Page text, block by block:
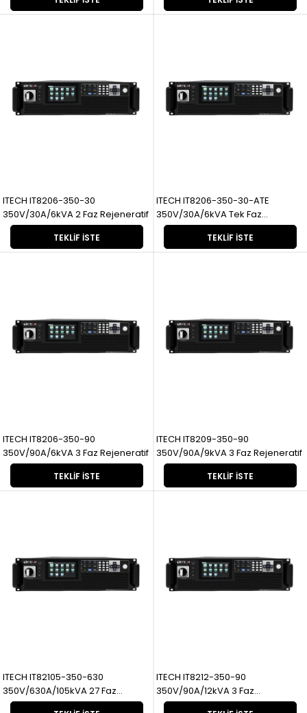
TEKLIF İSTE
ITECH IT8206-350-30
350V/30A/6kVA 2 Faz Rejeneratif
TEKLIF İSTE
ITECH IT8206-350-30-ATE
350V/30A/6kVA Tek Faz
Rejeneratif
TEKLIF İSTE
ITECH IT8206-350-90
350V/90A/6kVA 3 Faz Rejeneratif
TEKLIF İSTE
ITECH IT8209-350-90
350V/90A/9kVA 3 Faz Rejeneratif
ITECH IT82105-350-630
350V/630A/105kVA 27 Faz
Rejeneratif
ITECH IT8212-350-90
350V/90A/12kVA 3 Faz
Rejeneratif